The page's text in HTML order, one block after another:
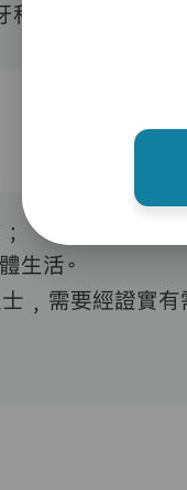
科
生活。
﹐需要經證實有